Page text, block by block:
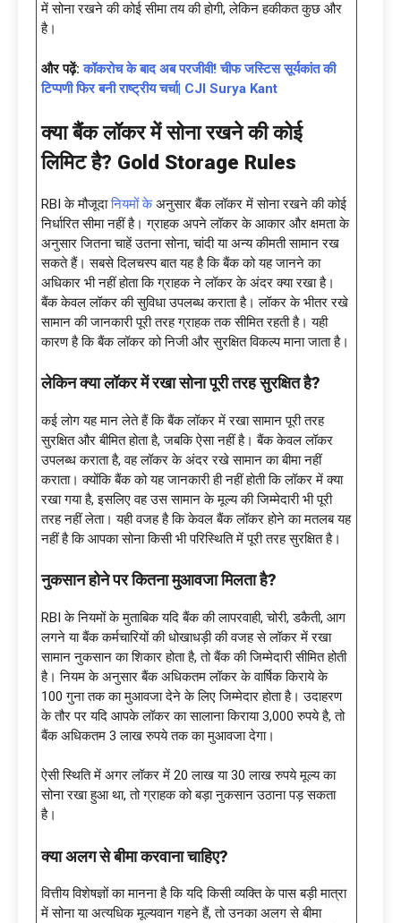
में सोना रखने की कोई सीमा तय की होगी, लेकिन हकीकत कुछ और
है।
और पढ़ें:कॉकरोच के बाद अब परजीवी! चीफ जस्टिस सूर्यकांत की
टिप्पणी फिर बनी राष्ट्रीय चर्चा| CJI Surya Kant
क्या बैंक लॉकर में सोना रखने की कोई
लिमिट है? Gold Storage Rules
RBI के मौजूदानियमों केअनुसार बैंक लॉकर में सोना रखने की कोई
निर्धारित सीमा नहीं है। ग्राहक अपने लॉकर के आकार और क्षमता के
अनुसार जितना चाहें उतना सोना, चांदी या अन्य कीमती सामान रख
सकते हैं। सबसे दिलचस्प बात यह है कि बैंक को यह जानने का
अधिकार भी नहीं होता कि ग्राहक ने लॉकर के अंदर क्या रखा है।
बैंक केवल लॉकर की सुविधा उपलब्ध कराता है। लॉकर के भीतर रखे
सामान की जानकारी पूरी तरह ग्राहक तक सीमित रहती है। यही
कारण है कि बैंक लॉकर को निजी और सुरक्षित विकल्प माना जाता है।
लेकिन क्या लॉकर में रखा सोना पूरी तरह सुरक्षित है?
कई लोग यह मान लेते हैं कि बैंक लॉकर में रखा सामान पूरी तरह
सुरक्षित और बीमित होता है, जबकि ऐसा नहीं है। बैंक केवल लॉकर
उपलब्ध कराता है, वह लॉकर के अंदर रखे सामान का बीमा नहीं
कराता। क्योंकि बैंक को यह जानकारी ही नहीं होती कि लॉकर में क्या
रखा गया है, इसलिए वह उस सामान के मूल्य की जिम्मेदारी भी पूरी
तरह नहीं लेता। यही वजह है कि केवल बैंक लॉकर होने का मतलब यह
नहीं है कि आपका सोना किसी भी परिस्थिति में पूरी तरह सुरक्षित है।
नुकसान होने पर कितना मुआवजा मिलता है?
RBI के नियमों के मुताबिक यदि बैंक की लापरवाही, चोरी, डकैती, आग
लगने या बैंक कर्मचारियों की धोखाधड़ी की वजह से लॉकर में रखा
सामान नुकसान का शिकार होता है, तो बैंक की जिम्मेदारी सीमित होती
है। नियम के अनुसार बैंक अधिकतम लॉकर के वार्षिक किराये के
100 गुना तक का मुआवजा देने के लिए जिम्मेदार होता है। उदाहरण
के तौर पर यदि आपके लॉकर का सालाना किराया 3,000 रुपये है, तो
बैंक अधिकतम 3 लाख रुपये तक का मुआवजा देगा।
ऐसी स्थिति में अगर लॉकर में 20 लाख या 30 लाख रुपये मूल्य का
सोना रखा हुआ था, तो ग्राहक को बड़ा नुकसान उठाना पड़ सकता
है।
क्या अलग से बीमा करवाना चाहिए?
वित्तीय विशेषज्ञों का मानना है कि यदि किसी व्यक्ति के पास बड़ी मात्रा
में सोना या अत्यधिक मूल्यवान गहने हैं, तो उनका अलग से बीमा